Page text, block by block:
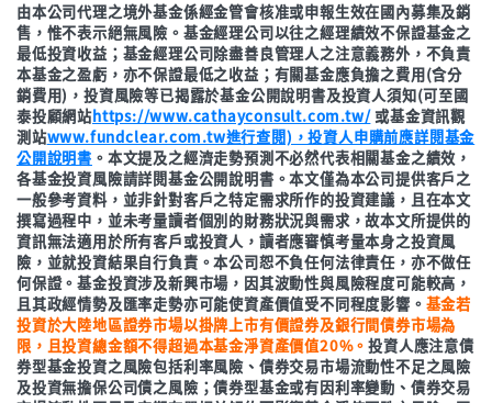
由本公司代理之境外基金係經金管會核准或申報生效在國內募集及銷
售，惟不表示絕無風險。基金經理公司以往之經理績效不保證基金之
最低投資收益；基金經理公司除盡善良管理人之注意義務外，不負責
本基金之盈虧，亦不保證最低之收益；有關基金應負擔之費用(含分
銷費用)，投資風險等已揭露於基金公開說明書及投資人須知(可至國
泰投顧網站https://www.cathayconsult.com.tw/或基金資訊觀
測站www.fundclear.com.tw進行查閱)，投資人申購前應詳閱基金
公開說明書 。本文提及之經濟走勢預測不必然代表相關基金之績效，
各基金投資風險請詳閱基金公開說明書。本文僅為本公司提供客戶之
一般參考資料，並非針對客戶之特定需求所作的投資建議，且在本文
撰寫過程中，並未考量讀者個別的財務狀況與需求，故本文所提供的
資訊無法適用於所有客戶或投資人，讀者應審慎考量本身之投資風
險，並就投資結果自行負責。本公司恕不負任何法律責任，亦不做任
何保證。基金投資涉及新興市場，因其波動性與風險程度可能較高，
且其政經情勢及匯率走勢亦可能使資產價值受不同程度影響。 基金若
投資於大陸地區證券市場以掛牌上市有價證券及銀行間債券市場為
限，且投資總金額不得超過本基金淨資產價值20%。投資人應注意債
券型基金投資之風險包括利率風險、債券交易市場流動性不足之風險
及投資無擔保公司債之風險；債券型基金或有因利率變動、債券交易